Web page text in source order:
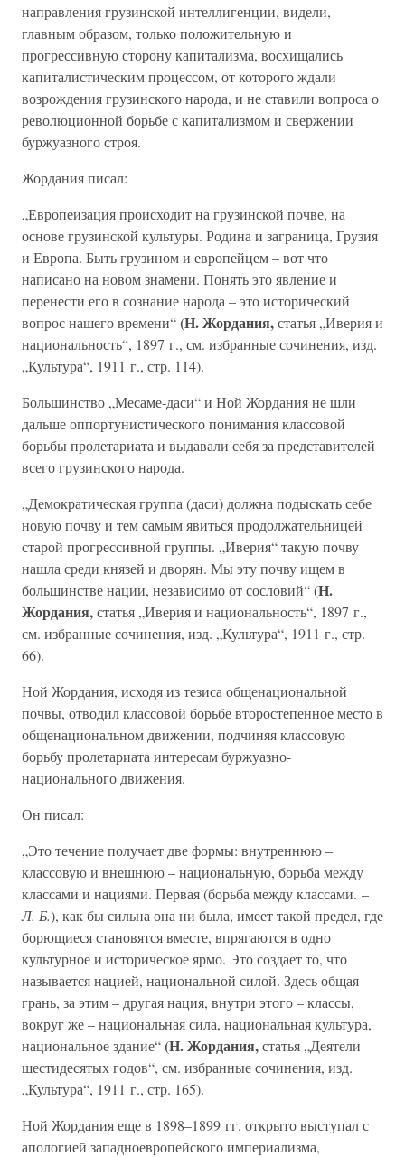
направления грузинской интеллигенции, видели,
главным образом, только положительную и
прогрессивную сторону капитализма, восхищались
капиталистическим процессом, от которого ждали
возрождения грузинского народа, и не ставили вопроса о
революционной борьбе с капитализмом и свержении
буржуазного строя.
Жордания писал:
„Европеизация происходит на грузинской почве, на
основе грузинской культуры. Родина и заграница, Грузия
и Европа. Быть грузином и европейцем – вот что
написано на новом знамени. Понять это явление и
перенести его в сознание народа – это исторический
вопрос нашего времени“(Н. Жордания,статья „Иверия и
национальность“, 1897 г., см. избранные сочинения, изд.
„Культура“, 1911 г., стр. 114).
Большинство „Месаме-даси“ и Ной Жордания не шли
дальше оппортунистического понимания классовой
борьбы пролетариата и выдавали себя за представителей
всего грузинского народа.
„Демократическая группа (даси) должна подыскать себе
новую почву и тем самым явиться продолжательницей
старой прогрессивной группы. „Иверия“ такую почву
нашла среди князей и дворян. Мы эту почву ищем в
большинстве нации, независимо от сословий“(Н.
Жордания,статья „Иверия и национальность“, 1897 г.,
см. избранные сочинения, изд. „Культура“, 1911 г., стр.
66).
Ной Жордания, исходя из тезиса общенациональной
почвы, отводил классовой борьбе второстепенное место в
общенациональном движении, подчиняя классовую
борьбу пролетариата интересам буржуазно-
национального движения.
Он писал:
„Это течение получает две формы: внутреннюю –
классовую и внешнюю – национальную, борьба между
классами и нациями. Первая (борьба между классами. –
Л. Б.), как бы сильна она ни была, имеет такой предел, где
борющиеся становятся вместе, впрягаются в одно
культурное и историческое ярмо. Это создает то, что
называется нацией, национальной силой. Здесь общая
грань, за этим – другая нация, внутри этого – классы,
вокруг же – национальная сила, национальная культура,
национальное здание“(Н. Жордания,статья „Деятели
шестидесятых годов“, см. избранные сочинения, изд.
„Культура“, 1911 г., стр. 165).
Ной Жордания еще в 1898–1899 гг. открыто выступал с
апологией западноевропейского империализма,